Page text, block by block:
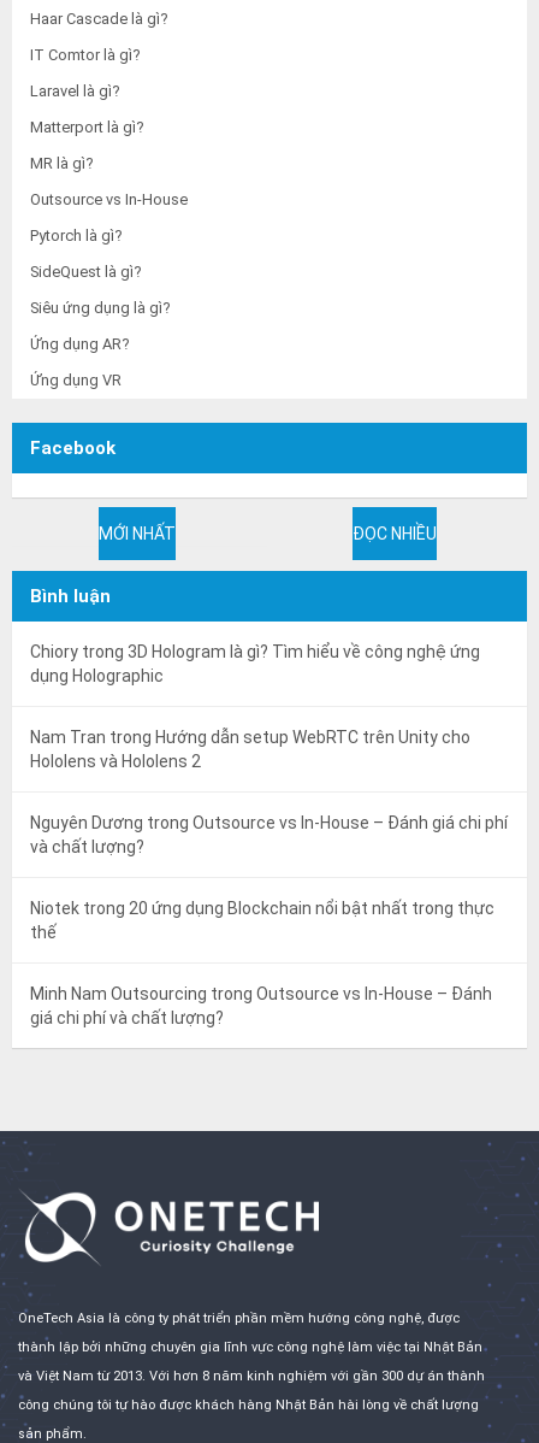
Haar Cascade là gì?
IT Comtor là gì?
Laravel là gì?
Matterport là gì?
MR là gì?
Outsource vs In-House
Pytorch là gì?
SideQuest là gì?
Siêu ứng dụng là gì?
Ứng dụng AR?
Ứng dụng VR
Facebook
MỚI NHẤT ĐỌC NHIỀU
Bình luận
Chiory trong 3D Hologram là gì? Tìm hiểu về công nghệ ứng
dụng Holographic
Nam Tran trong Hướng dẫn setup WebRTC trên Unity cho
Hololens và Hololens 2
Nguyên Dương trong Outsource vs In-House – Đánh giá chi phí
và chất lượng?
Niotek trong 20 ứng dụng Blockchain nổi bật nhất trong thực
thế
Minh Nam Outsourcing trong Outsource vs In-House – Đánh
giá chi phí và chất lượng?
OneTech Asia là công ty phát triển phần mềm hướng công nghệ, được
thành lập bởi những chuyên gia lĩnh vực công nghệ làm việc tại Nhật Bản
và Việt Nam từ 2013. Với hơn 8 năm kinh nghiệm với gần 300 dự án thành
công chúng tôi tự hào được khách hàng Nhật Bản hài lòng về chất lượng
sản phẩm.